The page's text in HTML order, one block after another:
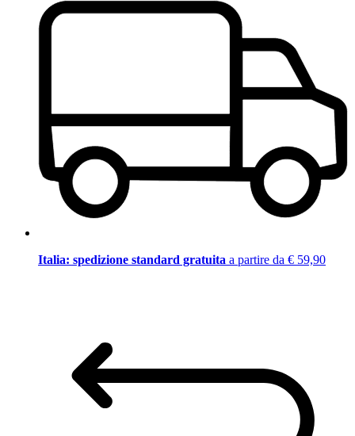
Italia: spedizione standard gratuita a partire da € 59,90